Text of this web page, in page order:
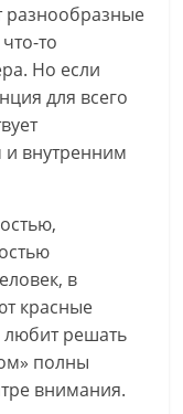
разнообразные
то
Но если
для всего
и внутренним
в
красные
любит решать
полны
внимания.